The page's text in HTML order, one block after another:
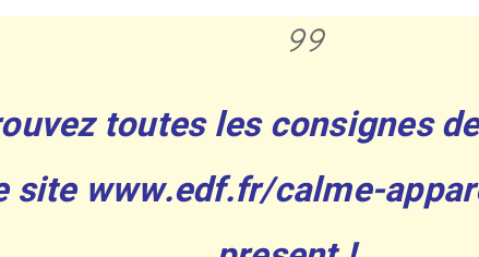
toutes les consignes
site www.edf.fr/calme-